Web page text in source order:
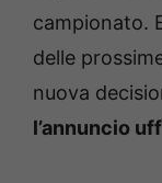
campionato.
delle
nuova
l’annuncio